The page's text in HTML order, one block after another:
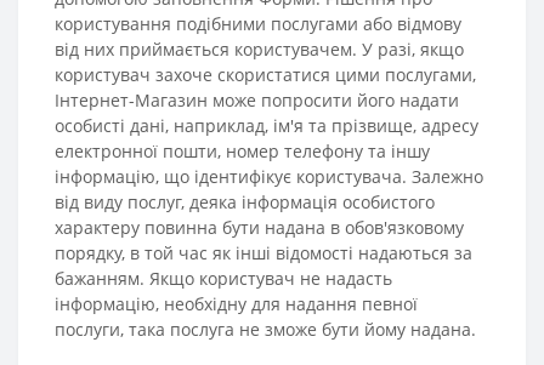
користування подібними послугами або відмову
від них приймається користувачем. У разі, якщо
користувач захоче скористатися цими послугами,
Інтернет-Магазин може попросити його надати
особисті дані, наприклад, ім'я та прізвище, адресу
електронної пошти, номер телефону та іншу
інформацію, що ідентифікує користувача. Залежно
від виду послуг, деяка інформація особистого
характеру повинна бути надана в обов'язковому
порядку, в той час як інші відомості надаються за
бажанням. Якщо користувач не надасть
інформацію, необхідну для надання певної
послуги, така послуга не зможе бути йому надана.